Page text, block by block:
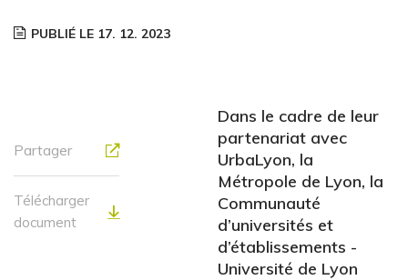
PUBLIÉ LE 17. 12. 2023
Partager
Télécharger
document
Dans le cadre de leur
partenariat avec
UrbaLyon, la
Métropole de Lyon, la
Communauté
d’universités et
d’établissements -
Université de Lyon